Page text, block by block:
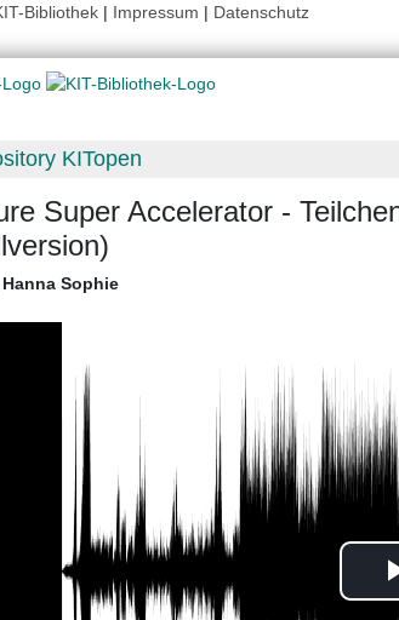
Bibliothek | Impressum | Datenschutz
KITopen
Super Accelerator -
Sophie